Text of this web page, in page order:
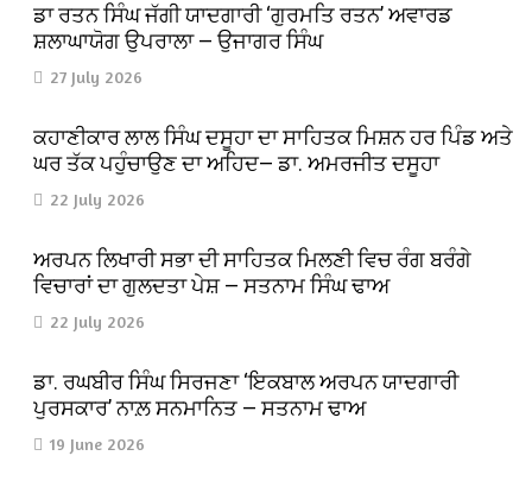
ਡਾ ਰਤਨ ਸਿੰਘ ਜੱਗੀ ਯਾਦਗਾਰੀ ‘ਗੁਰਮਤਿ ਰਤਨ’ ਅਵਾਰਡ
ਸ਼ਲਾਘਾਯੋਗ ਉਪਰਾਲਾ — ਉਜਾਗਰ ਸਿੰਘ
27 July 2026
ਕਹਾਣੀਕਾਰ ਲਾਲ ਸਿੰਘ ਦਸੂਹਾ ਦਾ ਸਾਹਿਤਕ ਮਿਸ਼ਨ ਹਰ ਪਿੰਡ ਅਤੇ
ਘਰ ਤੱਕ ਪਹੁੰਚਾਉਣ ਦਾ ਅਹਿਦ— ਡਾ. ਅਮਰਜੀਤ ਦਸੂਹਾ
22 July 2026
ਅਰਪਨ ਲਿਖਾਰੀ ਸਭਾ ਦੀ ਸਾਹਿਤਕ ਮਿਲਣੀ ਵਿਚ ਰੰਗ ਬਰੰਗੇ
ਵਿਚਾਰਾਂ ਦਾ ਗੁਲਦਤਾ ਪੇਸ਼ — ਸਤਨਾਮ ਸਿੰਘ ਢਾਅ
22 July 2026
ਡਾ. ਰਘਬੀਰ ਸਿੰਘ ਸਿਰਜਣਾ ‘ਇਕਬਾਲ ਅਰਪਨ ਯਾਦਗਾਰੀ
ਪੁਰਸਕਾਰ’ ਨਾਲ਼ ਸਨਮਾਨਿਤ — ਸਤਨਾਮ ਢਾਅ
19 June 2026